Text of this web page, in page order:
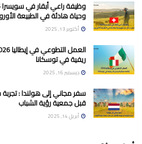
وحياة هادئة في الطبيعة
أكتوبر 13, 2025
ريفية في توسكانا
ديسمبر 16, 2025
سفر مجاني إلى هولندا :
قبل جمعية رؤية الشباب
أبريل 14, 2025